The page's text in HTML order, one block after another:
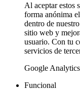
Al aceptar estos
forma anónima
dentro de
sitio web y
usuario. Con tu
servicios de
Google
Funcional